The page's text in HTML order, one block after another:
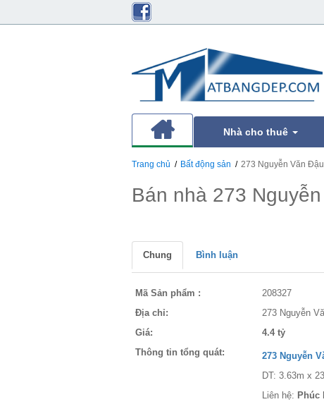
Nhà cho thuê
Trang chủ Bất động sản 273 Nguyễn Văn
Bán nhà 273
Chung Bình luận
Mã Sản phẩm :
208327
Địa chỉ:
273 Nguyễn
Giá:
4.4 tỷ
Thông tin tổng quát:
273 Nguyễn
DT: 3.63m x
Liên hệ: Phúc